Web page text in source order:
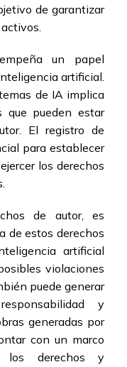
de garantizar
un papel
artificial.
de IA implica
que pueden estar
El registro de
para establecer
los derechos
de autor, es
de estos derechos
artificial
violaciones
puede generar
y
generadas por
con un marco
los derechos y